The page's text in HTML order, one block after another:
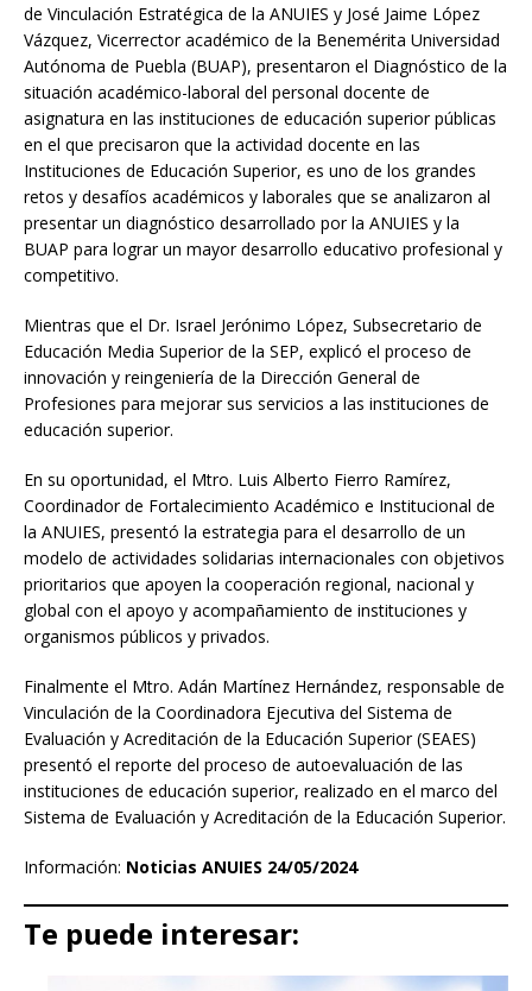
de Vinculación Estratégica de la ANUIES y José Jaime López
Vázquez, Vicerrector académico de la Benemérita Universidad
Autónoma de Puebla (BUAP), presentaron el Diagnóstico de la
situación académico-laboral del personal docente de
asignatura en las instituciones de educación superior públicas
en el que precisaron que la actividad docente en las
Instituciones de Educación Superior, es uno de los grandes
retos y desafíos académicos y laborales que se analizaron al
presentar un diagnóstico desarrollado por la ANUIES y la
BUAP para lograr un mayor desarrollo educativo profesional y
competitivo.
Mientras que el Dr. Israel Jerónimo López, Subsecretario de
Educación Media Superior de la SEP, explicó el proceso de
innovación y reingeniería de la Dirección General de
Profesiones para mejorar sus servicios a las instituciones de
educación superior.
En su oportunidad, el Mtro. Luis Alberto Fierro Ramírez,
Coordinador de Fortalecimiento Académico e Institucional de
la ANUIES, presentó la estrategia para el desarrollo de un
modelo de actividades solidarias internacionales con objetivos
prioritarios que apoyen la cooperación regional, nacional y
global con el apoyo y acompañamiento de instituciones y
organismos públicos y privados.
Finalmente el Mtro. Adán Martínez Hernández, responsable de
Vinculación de la Coordinadora Ejecutiva del Sistema de
Evaluación y Acreditación de la Educación Superior (SEAES)
presentó el reporte del proceso de autoevaluación de las
instituciones de educación superior, realizado en el marco del
Sistema de Evaluación y Acreditación de la Educación Superior.
Información: Noticias ANUIES 24/05/2024
Te puede interesar: